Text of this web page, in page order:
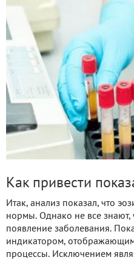
Как привести
Итак, анализ показал, что
нормы. Однако не все знают,
появление заболевания.
индикатором,
процессы. Исключением